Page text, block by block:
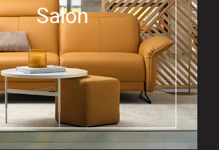
Salon